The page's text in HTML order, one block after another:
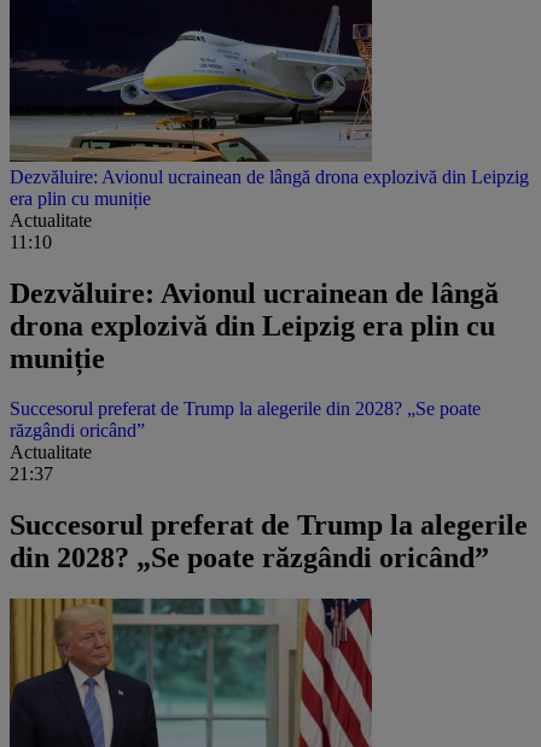
Dezvăluire: Avionul ucrainean de lângă drona explozivă din Leipzig
era plin cu muniție
Actualitate
11:10
Dezvăluire: Avionul ucrainean de lângă
drona explozivă din Leipzig era plin cu
muniție
Succesorul preferat de Trump la alegerile din 2028? „Se poate
răzgândi oricând”
Actualitate
21:37
Succesorul preferat de Trump la alegerile
din 2028? „Se poate răzgândi oricând”